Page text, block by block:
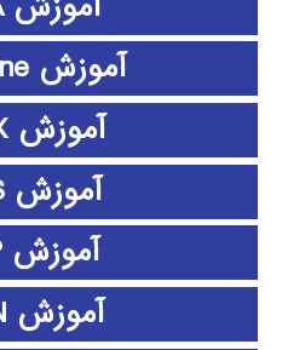
آموزش clementine
آموزش CPLEX
آموزش EDIUS
آموزش EMTP
آموزش ePLAN